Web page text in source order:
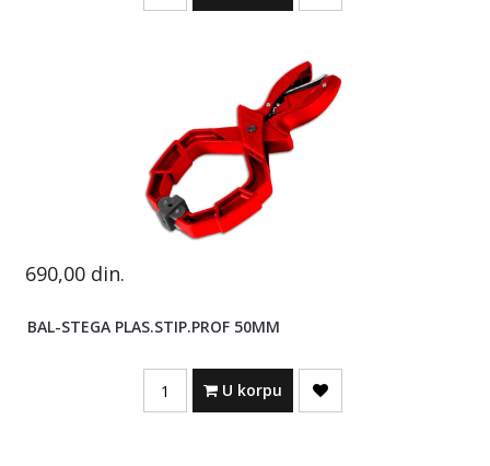
690,00 din.
BAL-STEGA PLAS.STIP.PROF 50MM
U korpu